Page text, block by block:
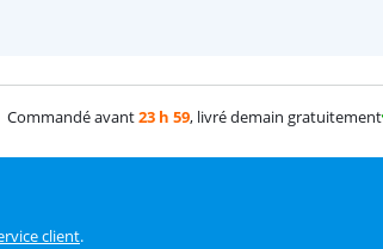
Commandé avant23 h 59, livré demain gratuitement
client.